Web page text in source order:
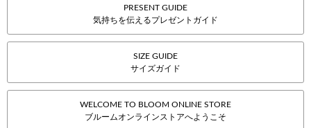
PRESENT GUIDE
気持ちを伝えるプレゼントガイド
SIZE GUIDE
サイズガイド
WELCOME TO BLOOM ONLINE STORE
ブルームオンラインストアへようこそ